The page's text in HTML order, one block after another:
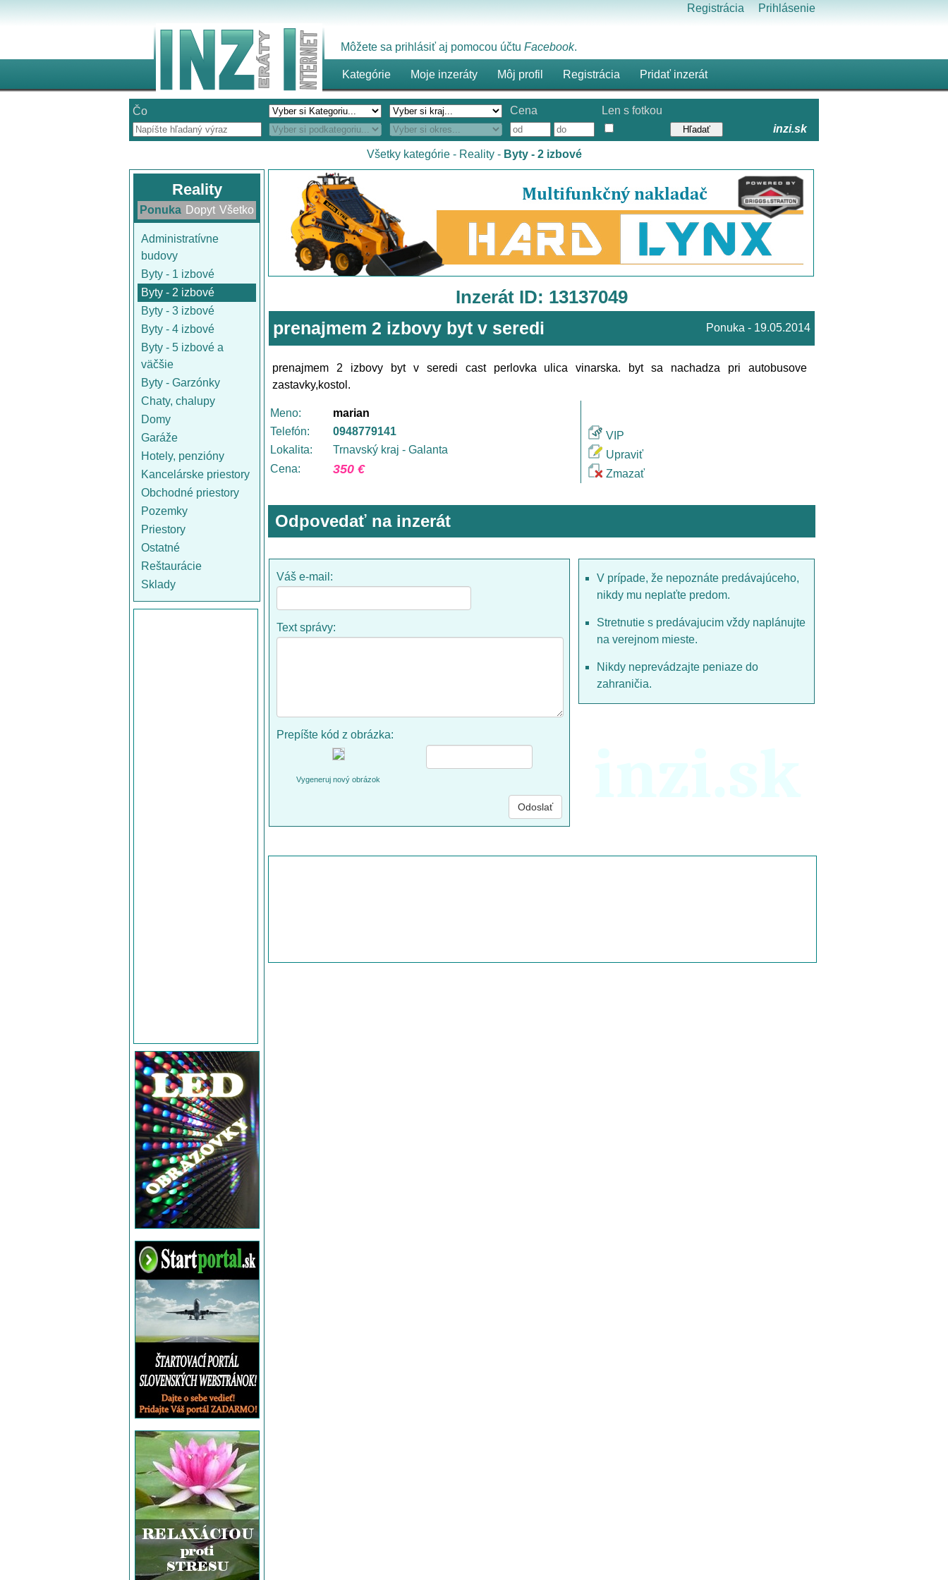
Registrácia Prihlásenie
Môžete sa prihlásiť aj pomocou účtu Facebook.
Kategórie Moje inzeráty Môj profil Registrácia Pridať inzerát
Čo Cena
Len s fotkou
inzi.sk
Všetky kategórie- Reality- Byty - 2 izbové
Reality
Ponuka Dopyt Všetko
Administratívne
budovy
Byty - 1 izbové
Byty - 2 izbové
Byty - 3 izbové
Byty - 4 izbové
Byty - 5 izbové a
väčšie
Byty - Garzónky
Chaty, chalupy
Domy
Garáže
Hotely, penzióny
Kancelárske priestory
Obchodné priestory
Pozemky
Priestory
Ostatné
Reštaurácie
Sklady
Inzerát ID: 13137049
prenajmem 2 izbovy byt v seredi
Ponuka - 19.05.2014
prenajmem 2 izbovy byt v seredi cast perlovka ulica vinarska. byt sa nachadza pri autobusove
zastavky,kostol.
Meno:
marian
Telefón:
0948779141
Lokalita:
Trnavský kraj - Galanta
Cena:
350 €
VIP
Upraviť
Zmazať
Odpovedať na inzerát
Váš e-mail:
Text správy:
Prepíšte kód z obrázka:
Vygeneruj nový obrázok
V prípade, že nepoznáte predávajúceho,
nikdy mu neplaťte predom.
Stretnutie s predávajucim vždy naplánujte
na verejnom mieste.
Nikdy neprevádzajte peniaze do
zahraničia.